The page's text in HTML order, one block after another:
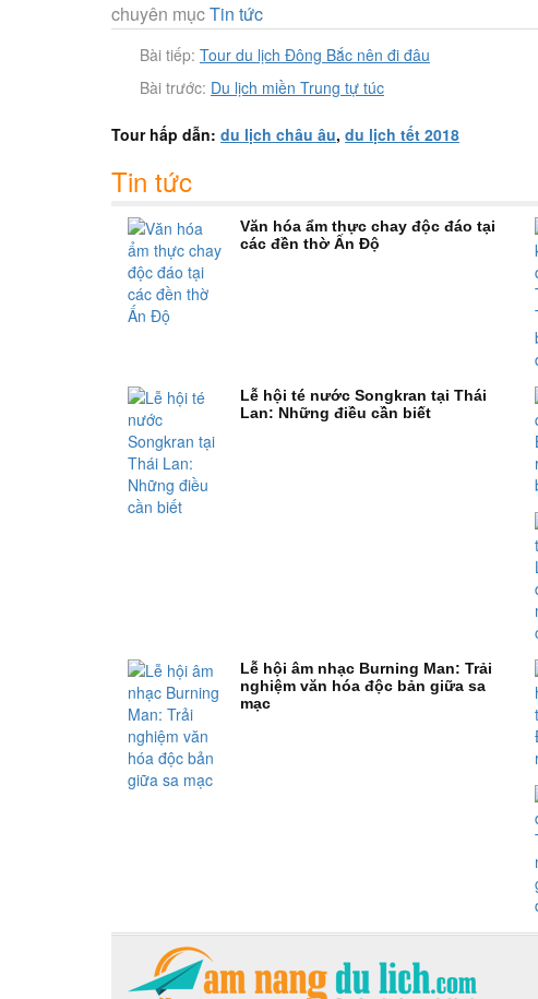
chuyên mụcTin tức
Bài tiếp: Tour du lịch Đông Bắc nên đi đâu
Bài trước: Du lịch miền Trung tự túc
Tour hấp dẫn: du lịch châu âu, du lịch tết 2018
Tin tức
Văn hóa ẩm thực chay độc đáo tại
các đền thờ Ấn Độ
Lễ hội té nước Songkran tại Thái
Lan: Những điều cần biết
Lễ hội âm nhạc Burning Man: Trải
nghiệm văn hóa độc bản giữa sa
mạc